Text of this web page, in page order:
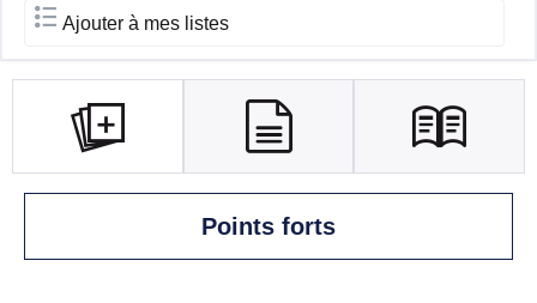
Ajouter à mes listes
Points forts